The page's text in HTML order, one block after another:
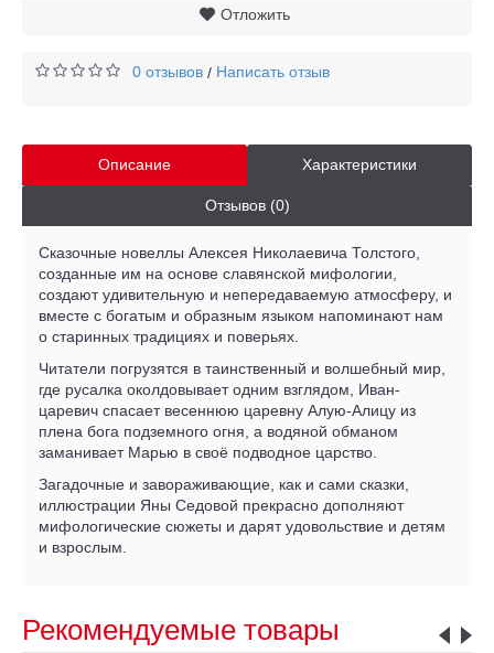
Отложить
0 отзывов / Написать отзыв
Описание Характеристики
Отзывов (0)
Сказочные новеллы Алексея Николаевича Толстого,
созданные им на основе славянской мифологии,
создают удивительную и непередаваемую атмосферу, и
вместе с богатым и образным языком напоминают нам
о старинных традициях и поверьях.
Читатели погрузятся в таинственный и волшебный мир,
где русалка околдовывает одним взглядом, Иван-
царевич спасает весеннюю царевну Алую-Алицу из
плена бога подземного огня, а водяной обманом
заманивает Марью в своё подводное царство.
Загадочные и завораживающие, как и сами сказки,
иллюстрации Яны Седовой прекрасно дополняют
мифологические сюжеты и дарят удовольствие и детям
и взрослым.
Рекомендуемые товары